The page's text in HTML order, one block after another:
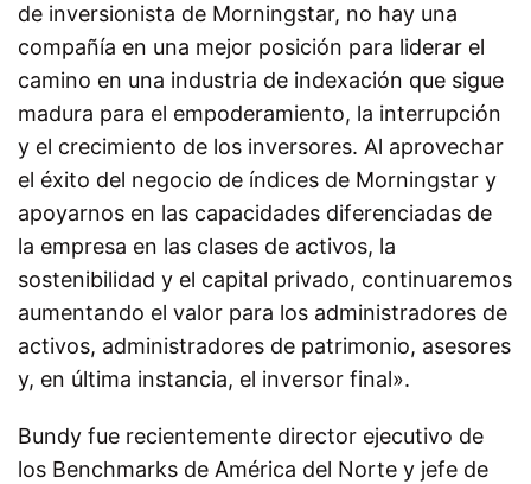
de inversionista de Morningstar, no hay una
compañía en una mejor posición para liderar el
camino en una industria de indexación que sigue
madura para el empoderamiento, la interrupción
y el crecimiento de los inversores. Al aprovechar
el éxito del negocio de índices de Morningstar y
apoyarnos en las capacidades diferenciadas de
la empresa en las clases de activos, la
sostenibilidad y el capital privado, continuaremos
aumentando el valor para los administradores de
activos, administradores de patrimonio, asesores
y, en última instancia, el inversor final».
Bundy fue recientemente director ejecutivo de
los Benchmarks de América del Norte y jefe de